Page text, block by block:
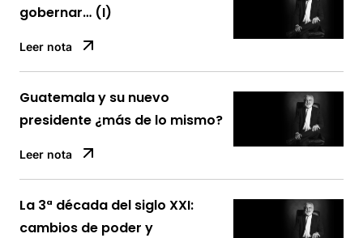
gobernar… (I)
Leer nota
Guatemala y su nuevo
presidente ¿más de lo mismo?
Leer nota
La 3ª década del siglo XXI:
cambios de poder y